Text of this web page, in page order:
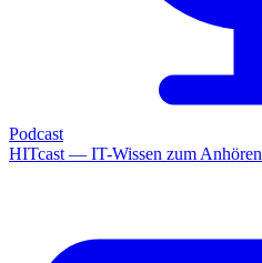
Podcast
HITcast — IT-Wissen zum Anhören